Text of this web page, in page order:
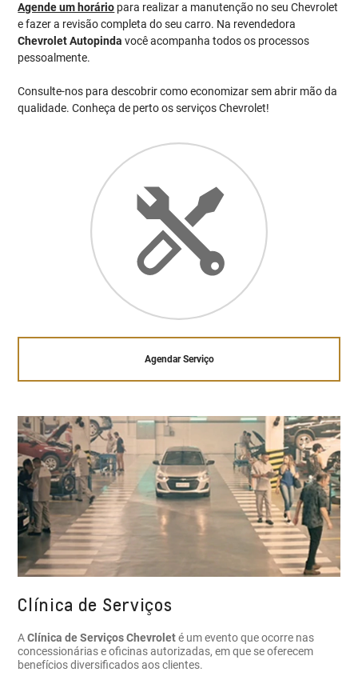
Agende um horário para realizar a manutenção no seu Chevrolet
e fazer a revisão completa do seu carro. Na revendedora
Chevrolet Autopinda você acompanha todos os processos
pessoalmente.
Consulte-nos para descobrir como economizar sem abrir mão da
qualidade. Conheça de perto os serviços Chevrolet!
Agendar Serviço
Clínica de Serviços
AClínica de Serviços Chevroleté um evento que ocorre nas
concessionárias e oficinas autorizadas, em que se oferecem
benefícios diversificados aos clientes.